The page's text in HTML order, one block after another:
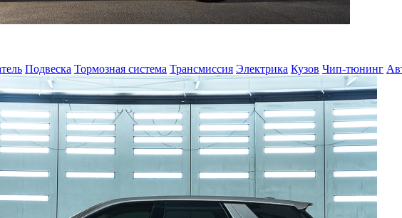
Подвеска Тормозная система Трансмиссия Электрика Кузов Чип-тюнинг